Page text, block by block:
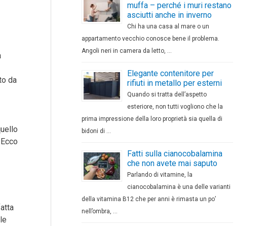
da
muffa – perché i muri restano
asciutti anche in inverno
Chi ha una casa al mare o un
appartamento vecchio conosce bene il problema.
Angoli neri in camera da letto, …
Elegante contenitore per
rifiuti in metallo per esterni
Quando si tratta dell’aspetto
esteriore, non tutti vogliono che la
prima impressione della loro proprietà sia quella di
bidoni di …
Fatti sulla cianocobalamina
che non avete mai saputo
Parlando di vitamine, la
cianocobalamina è una delle varianti
della vitamina B12 che per anni è rimasta un po’
nell’ombra, …